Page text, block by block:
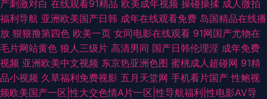
产刺激对白 在线观看91精品 欧美成年视频 操碰操揉 成人微拍
福利导航 亚洲欧美国产日韩 成年在线观看免费 岛国精品在线播
放 狠狠撸第四色 欧美一页 女同电影在线观看 91网国产尤物在
毛片网站黄色 狼人三级片 高清男同 国产日韩伦理淫 成年免费
视频 亚洲欧美中文视频 东京热亚洲色图 蜜桃成人超碰网 91精
品小视频 久草福利免费视影 五月天堂网 手机看片国产 性鲍视
频欧美国产一区|性大交色情A片一区|性导航福利|性电影AV导